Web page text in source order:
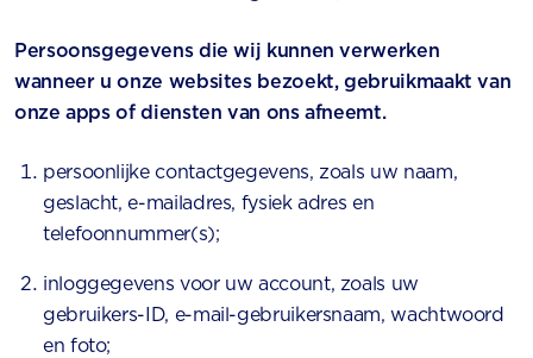
Persoonsgegevens die wij kunnen verwerken
wanneer u onze websites bezoekt, gebruikmaakt van
onze apps of diensten van ons afneemt.
persoonlijke contactgegevens, zoals uw naam,
geslacht, e-mailadres, fysiek adres en
telefoonnummer(s);
inloggegevens voor uw account, zoals uw
gebruikers-ID, e-mail-gebruikersnaam, wachtwoord
en foto;